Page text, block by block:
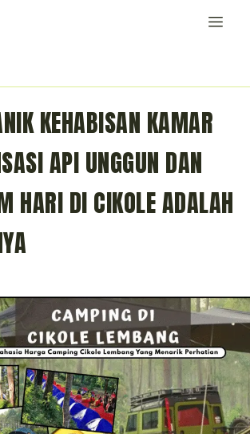
KEHABISAN KAMAR
API UNGGUN DAN
HARI DI CIKOLE ADALAH